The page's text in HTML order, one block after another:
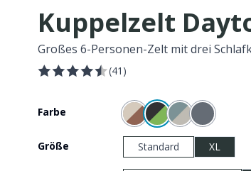
Kuppelzelt
Großes 6-Personen-Zelt mit drei
(41 )
Farbe
Größe Standard XL